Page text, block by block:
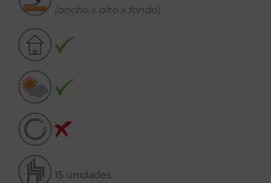
(ancho x alto x fondo)
15 unidades